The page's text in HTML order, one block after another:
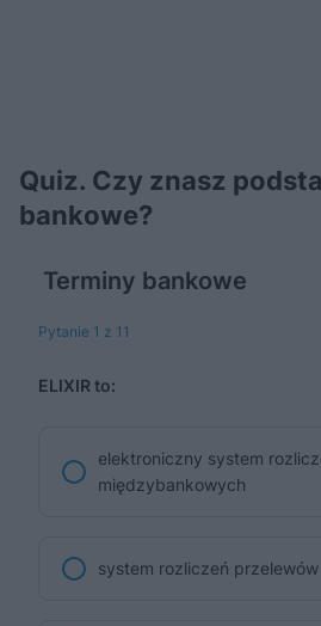
Quiz. Czy znasz
bankowe?
Terminy bankowe
Pytanie 1 z 11
ELIXIR to:
elektroniczny system
międzybankowych
system rozliczeń